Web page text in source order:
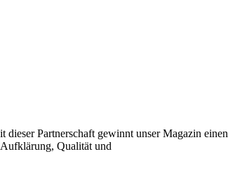
Partnerschaft gewinnt unser Magazin einen
Qualität und